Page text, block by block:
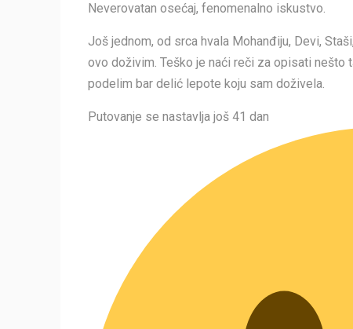
Neverovatan osećaj, fenomenalno iskustvo.
Još jednom, od srca hvala Mohanđiju, Devi,
ovo doživim. Teško je naći reči za opisati nešto
podelim bar delić lepote koju sam doživela.
Putovanje se nastavlja još 41 dan